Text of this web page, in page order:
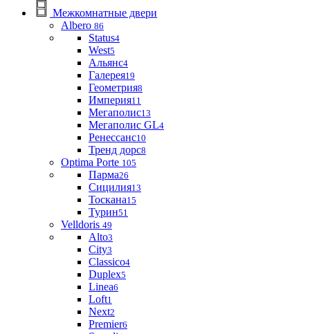
Межкомнатные двери
Albero 86
Status4
West5
Альянс4
Галерея19
Геометрия8
Империя11
Мегаполис13
Мегаполис GL4
Ренессанс10
Тренд дорс8
Optima Porte 105
Парма26
Сицилия13
Тоскана15
Турин51
Velldoris 49
Alto3
City3
Classico4
Duplex5
Linea6
Loft1
Next2
Premier6